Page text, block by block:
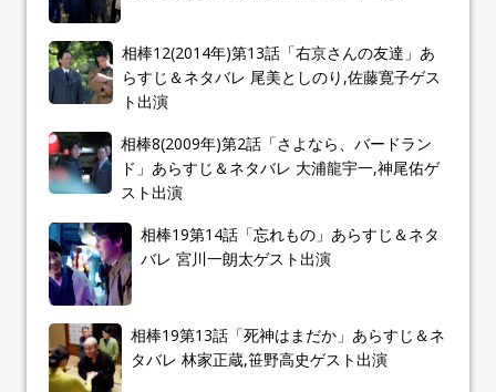
相棒12(2014年)第13話「右京さんの友達」あ
らすじ＆ネタバレ 尾美としのり,佐藤寛子ゲス
ト出演
相棒8(2009年)第2話「さよなら、バードラン
ド」あらすじ＆ネタバレ 大浦龍宇一,神尾佑ゲ
スト出演
相棒19第14話「忘れもの」あらすじ＆ネタ
バレ 宮川一朗太ゲスト出演
相棒19第13話「死神はまだか」あらすじ＆ネ
タバレ 林家正蔵,笹野高史ゲスト出演